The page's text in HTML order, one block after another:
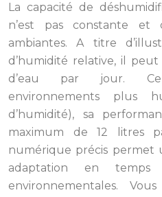
La capacité de
n’est pas constante et
ambiantes. A titre
d’humidité relative, il
d’eau par jour.
environnements plus
d’humidité), sa
maximum de 12 litres
numérique précis
adaptation en
environnementales.